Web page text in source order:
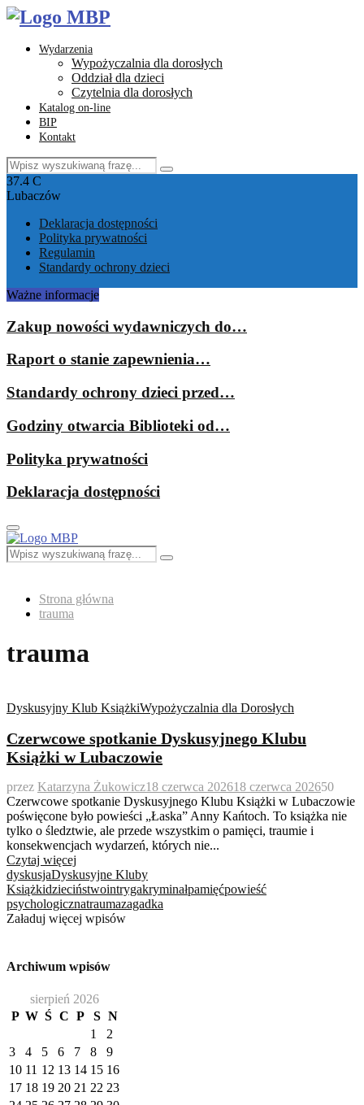
Wydarzenia
Wypożyczalnia dla dorosłych
Oddział dla dzieci
Czytelnia dla dorosłych
Katalog on-line
BIP
Kontakt
Search
for:
Search
Facebook
Instagram
Youtube
Email
37.4 C
Lubaczów
Deklaracja dostępności
Polityka prywatności
Regulamin
Standardy ochrony dzieci
Ważne informacje
Zakup nowości wydawniczych do…
Raport o stanie zapewnienia…
Standardy ochrony dzieci przed…
Godziny otwarcia Biblioteki od…
Polityka prywatności
Deklaracja dostępności
Primary
Menu
Search
for:
Search
Strona główna
trauma
trauma
Dyskusyjny Klub KsiążkiWypożyczalnia dla Dorosłych
Czerwcowe spotkanie Dyskusyjnego Klubu
Książki w Lubaczowie
przez Katarzyna Żukowicz18 czerwca 202618 czerwca 202650
Czerwcowe spotkanie Dyskusyjnego Klubu Książki w Lubaczowie
poświęcone było powieści „Łaska” Anny Kańtoch. To książka nie
tylko o śledztwie, ale przede wszystkim o pamięci, traumie i
konsekwencjach wydarzeń, których nie...
Czytaj więcej
dyskusjaDyskusyjne Kluby
Książkidzieciństwointrygakryminałpamięćpowieść
psychologicznatraumazagadka
Załaduj więcej wpisów
Archiwum wpisów
sierpień 2026
P W Ś C P S N
1
2
3
4 5 6 7 8
9
10 11 12 13 14 15 16
17 18 19 20 21 22 23